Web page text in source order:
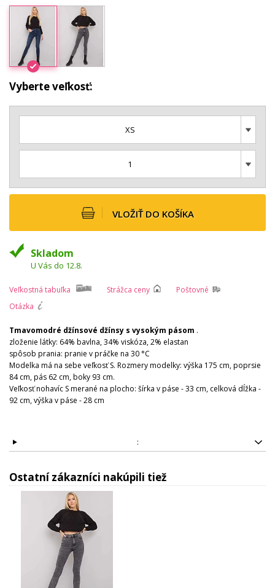
Vyberte veľkosť:
XS
1
VLOŽIŤ DO KOŠÍKA
Skladom
U Vás do 12.8.
Veľkostná tabuľka Strážca ceny
Poštovné
Otázka
Tmavomodré džínsové džínsy s vysokým pásom .
zloženie látky: 64% bavlna, 34% viskóza, 2% elastan
spôsob prania: pranie v práčke na 30 °C
Modelka má na sebe veľkosť S. Rozmery modelky: výška 175 cm, poprsie
84 cm, pás 62 cm, boky 93 cm.
Veľkosť nohavíc S merané na plocho: šírka v páse - 33 cm, celková dĺžka -
92 cm, výška v páse - 28 cm
:
Ostatní zákazníci nakúpili tiež